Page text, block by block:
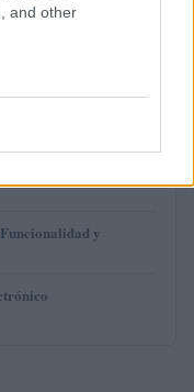
and other
y